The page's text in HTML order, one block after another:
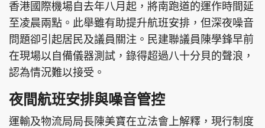
東周刊 cazbuyer 東Touch
香港國際機場自去年八月起，將南跑道的運作時間延
至凌晨兩點。此舉雖有助提升航班安排，但深夜噪音
問題卻引起居民及議員關注。民建聯議員陳學鋒早前
在現場以自備儀器測試，錄得超過八十分貝的聲浪，
認為情況難以接受。
夜間航班安排與噪音管控
運輸及物流局局長陳美寶在立法會上解釋，現行制度